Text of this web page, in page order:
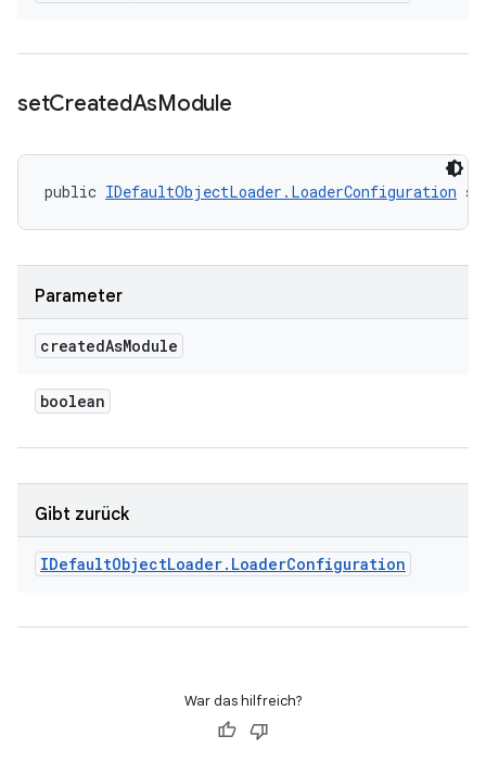
setCreatedAsModule
public IDefaultObjectLoader.LoaderConfiguration
Parameter
createdAsModule
boolean
Gibt zurück
IDefaultObjectLoader. LoaderConfiguration
War das hilfreich?